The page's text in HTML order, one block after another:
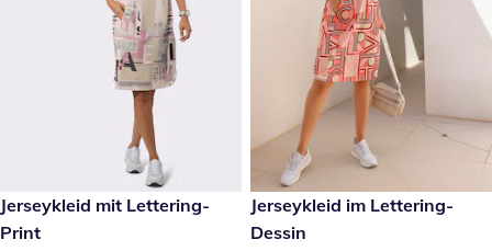
€ 59,99
Jerseykleid mit Lettering-
Print
€ 59,99
Jerseykleid im Lettering-
Dessin